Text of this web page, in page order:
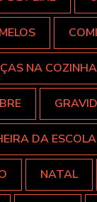
NA COZINHA
DA
NATAL